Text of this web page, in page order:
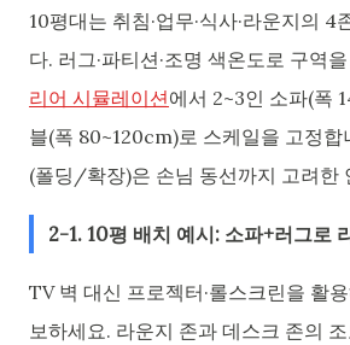
10평대는 취침·업무·식사·라운지의 4
다. 러그·파티션·조명 색온도로 구역
리어 시뮬레이션에서 2~3인 소파(폭
블(폭 80~120cm)로 스케일을 고정합
(폴딩/확장)은 손님 동선까지 고려한
2-1. 10평 배치 예시: 소파+러그로
TV 벽 대신 프로젝터·롤스크린을 활
보하세요. 라운지 존과 데스크 존의